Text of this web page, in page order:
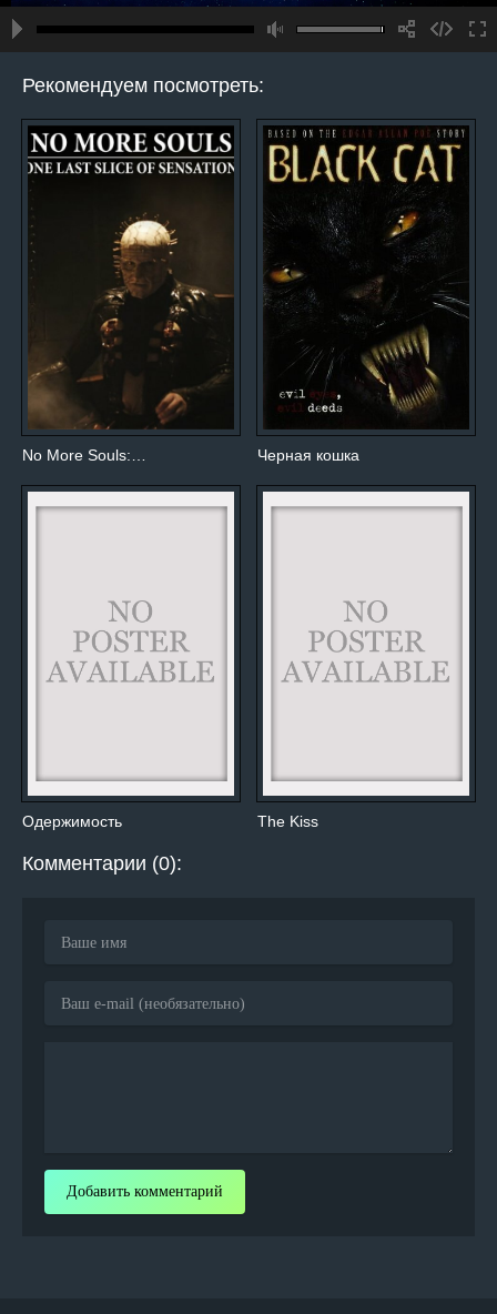
Рекомендуем посмотреть:
No More Souls:… Черная кошка
Одержимость The Kiss
Комментарии (0):
Добавить комментарий